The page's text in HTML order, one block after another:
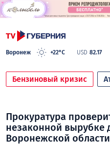
Воронеж +22°C USD 82.17
Бензиновый кризис
Прокуратура
незаконной вырубке
Воронежской области